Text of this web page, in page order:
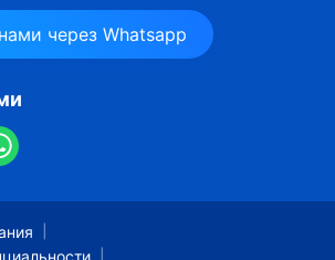
можем быть уверены, что
— это истинный путь?
говорит: «
принцип при поиске
работа Святого Духа или нет,
слова выражением
через Whatsapp